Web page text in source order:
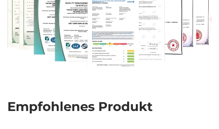
Empfohlenes Produkt